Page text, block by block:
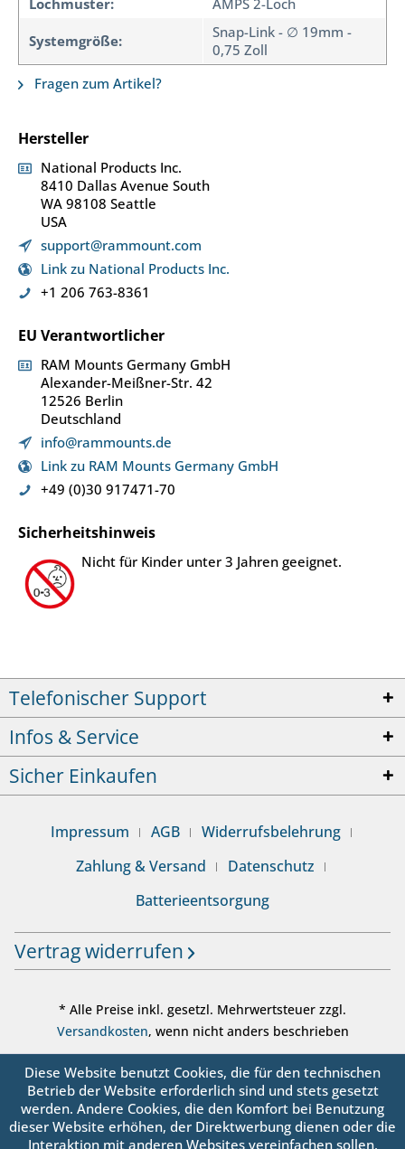
Lochmuster:
AMPS 2-Loch
Systemgröße:
Snap-Link - ∅ 19mm -
0,75 Zoll
Fragen zum Artikel?
Hersteller
National Products Inc.
8410 Dallas Avenue South
WA 98108 Seattle
USA
support@rammount.com
Link zu National Products Inc.
+1 206 763-8361
EU Verantwortlicher
RAM Mounts Germany GmbH
Alexander-Meißner-Str. 42
12526 Berlin
Deutschland
info@rammounts.de
Link zu RAM Mounts Germany GmbH
+49 (0)30 917471-70
Sicherheitshinweis
Nicht für Kinder unter 3 Jahren geeignet.
Telefonischer Support
Infos & Service
Sicher Einkaufen
Impressum AGB
Widerrufsbelehrung
Zahlung & Versand
Datenschutz
Batterieentsorgung
Vertrag widerrufen
* Alle Preise inkl. gesetzl. Mehrwertsteuer zzgl.
Versandkosten, wenn nicht anders beschrieben
© sanbo OHG - Alle Rechte vorbehalten
Diese Website benutzt Cookies, die für den technischen
Betrieb der Website erforderlich sind und stets gesetzt
werden. Andere Cookies, die den Komfort bei Benutzung
dieser Website erhöhen, der Direktwerbung dienen oder die
Interaktion mit anderen Websites vereinfachen sollen,